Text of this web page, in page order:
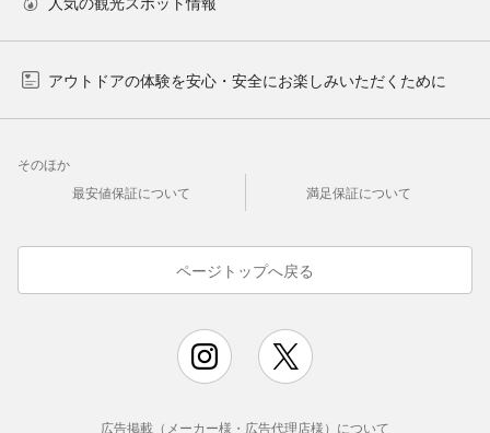
アウトドアの体験を安心・安全にお楽しみいただくために
そのほか
最安値保証について
満足保証について
ページトップへ戻る
広告掲載（メーカー様・広告代理店様）について